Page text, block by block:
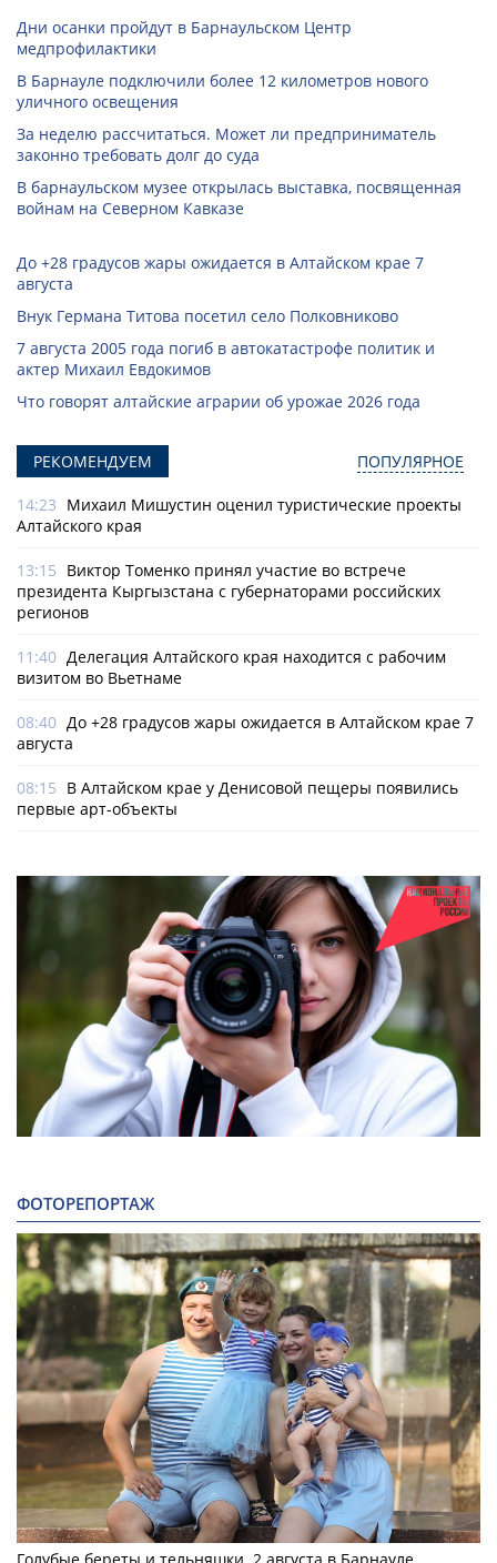
Дни осанки пройдут в Барнаульском Центр
медпрофилактики
В Барнауле подключили более 12 километров нового
уличного освещения
За неделю рассчитаться. Может ли предприниматель
законно требовать долг до суда
В барнаульском музее открылась выставка, посвященная
войнам на Северном Кавказе
До +28 градусов жары ожидается в Алтайском крае 7
августа
Внук Германа Титова посетил село Полковниково
7 августа 2005 года погиб в автокатастрофе политик и
актер Михаил Евдокимов
Что говорят алтайские аграрии об урожае 2026 года
РЕКОМЕНДУЕМ ПОПУЛЯРНОЕ
14:23 Михаил Мишустин оценил туристические проекты
Алтайского края
13:15 Виктор Томенко принял участие во встрече
президента Кыргызстана с губернаторами российских
регионов
11:40 Делегация Алтайского края находится с рабочим
визитом во Вьетнаме
08:40 До +28 градусов жары ожидается в Алтайском крае 7
августа
08:15 В Алтайском крае у Денисовой пещеры появились
первые арт-объекты
ФОТОРЕПОРТАЖ